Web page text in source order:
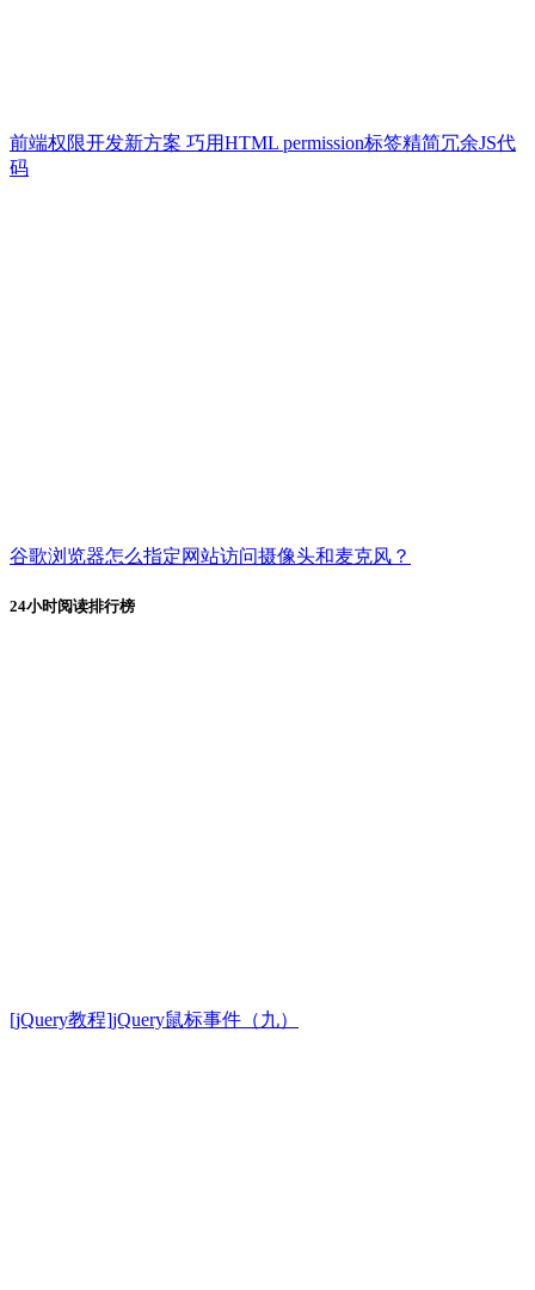
前端权限开发新方案 巧用HTML permission标签精简冗余JS代
码
谷歌浏览器怎么指定网站访问摄像头和麦克风？
24小时阅读排行榜
[jQuery教程]jQuery鼠标事件（九）